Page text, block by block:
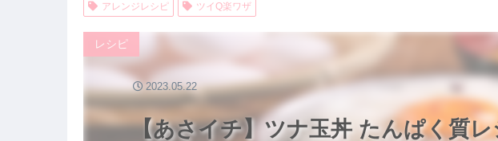
アレンジレシピ ツイQ楽ワザ
【あさイチ】ツナ玉丼 たんぱく質
レシピ
2023.05.22